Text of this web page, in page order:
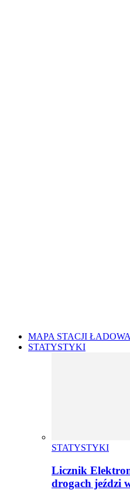
MAPA STACJI
STATYSTYKI
STATYSTYKI
Licznik
drogach jeździ